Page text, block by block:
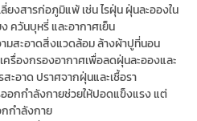
ยงสารก่อภูมิแพ้ เช่น ไรฝุ่น ฝุ่นละอองใน
ควันบุหรี่ และอากาศเย็น
สะอาดสิ่งแวดล้อม ล้างผ้าปูที่นอน
รื่องกรองอากาศเพื่อลดฝุ่นละอองและ
ะอาด ปราศจากฝุ่นและเชื้อรา
อกกำลังกายช่วยให้ปอดแข็งแรง แต่
กำลังกาย